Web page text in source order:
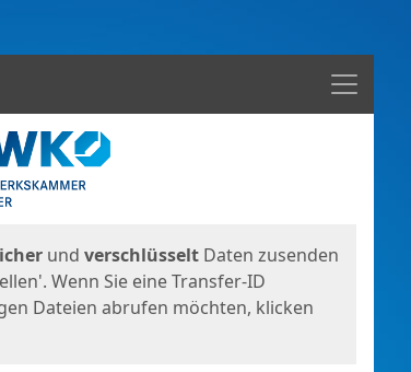
Menü
und verschlüsselt Daten zusenden
Wenn Sie eine Transfer-ID
Dateien abrufen möchten, klicken